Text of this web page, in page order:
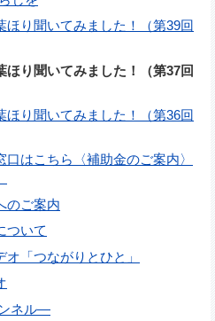
り聞いてみました！（第39回
り聞いてみました！（第37回
ほり聞いてみました！（第36回
口はこちら〈補助金のご案内〉
のご案内
ついて
「つながりとひと」
ネル―